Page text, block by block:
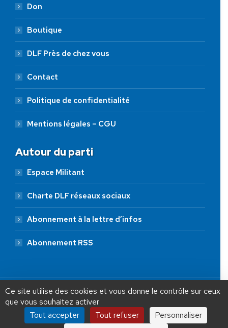
Don
Boutique
DLF Près de chez vous
Contact
Politique de confidentialité
Mentions légales – CGU
Autour du parti
Espace Militant
Charte DLF réseaux sociaux
Abonnement à la lettre d’infos
Abonnement RSS
JE FAIS UN DON À DLF
ADHÉSION 20 € 50 € 100 €
Ce site utilise des cookies et vous donne le contrôle sur ceux
que vous souhaitez activer
Tout accepter
Tout refuser Personnaliser